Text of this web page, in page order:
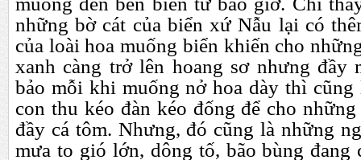
những bờ cát của biển xứ Nẫu lại có
của loài hoa muống biển khiến cho
xanh càng trở lên hoang sơnhưng đầy
bảo mỗi khi muống nở hoa dày thì cũng
con thu kéo đàn kéo đống để cho
đầy cá tôm. Nhưng, đó cũng là những
mưa to gió lớn, dông tố, bão bùng đang